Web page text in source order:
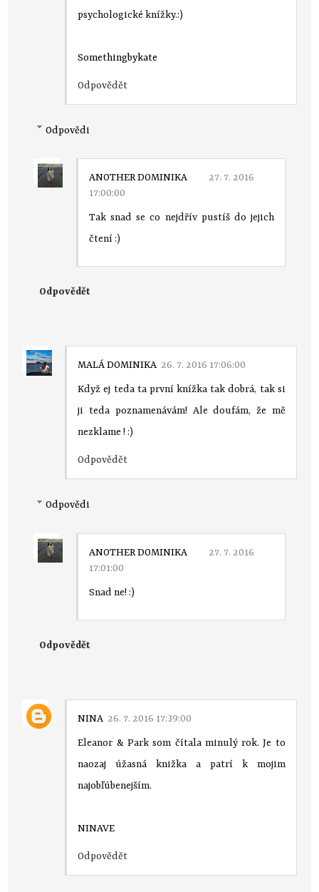
psychologické knížky.:)
Somethingbykate
Odpovědět
Odpovědi
ANOTHER DOMINIKA
27. 7. 2016
17:00:00
Tak snad se co nejdřív pustíš do jejich
čtení :)
Odpovědět
MALÁ DOMINIKA 26. 7. 2016 17:06:00
Když ej teda ta první knížka tak dobrá, tak si
ji teda poznamenávám! Ale doufám, že mě
nezklame ! :)
Odpovědět
Odpovědi
ANOTHER DOMINIKA
27. 7. 2016
17:01:00
Snad ne! :)
Odpovědět
NINA 26. 7. 2016 17:39:00
Eleanor & Park som čítala minulý rok. Je to
naozaj úžasná knižka a patrí k mojim
najobľúbenejším.
NINAVE
Odpovědět